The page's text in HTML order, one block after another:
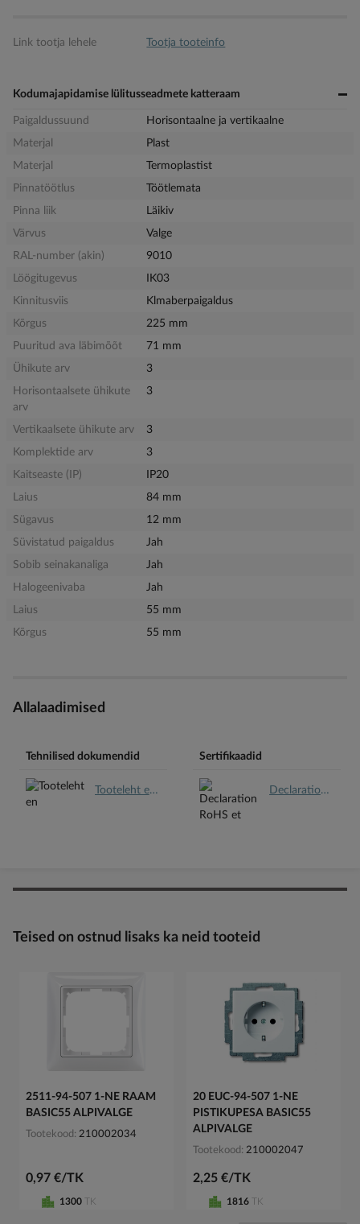
Link tootja lehele Tootja tooteinfo
Kodumajapidamise lülitusseadmete katteraam
Paigaldussuund
Horisontaalne ja vertikaalne
Materjal
Plast
Materjal
Termoplastist
Pinnatöötlus
Töötlemata
Pinna liik
Läikiv
Värvus
Valge
RAL-number (akin)
9010
Löögitugevus
IK03
Kinnitusviis
Klmaberpaigaldus
Kõrgus
225 mm
Puuritud ava läbimõõt
71 mm
Ühikute arv
3
Horisontaalsete ühikute
arv
3
Vertikaalsete ühikute arv
3
Komplektide arv
3
Kaitseaste (IP)
IP20
Laius
84 mm
Sügavus
12 mm
Süvistatud paigaldus
Jah
Sobib seinakanaliga
Jah
Halogeenivaba
Jah
Laius
55 mm
Kõrgus
55 mm
Allalaadimised
Tehnilised dokumendid
Tooteleht en.pdf
Sertifikaadid
Declaration RoHS et.pdf
Teised on ostnud lisaks ka neid tooteid
2511-94-507 1-NE RAAM
BASIC55 ALPIVALGE
Tootekood 210002034
0,97 €/TK
1300 TK
20 EUC-94-507 1-NE
PISTIKUPESA BASIC55
ALPIVALGE
Tootekood 210002047
2,25 €/TK
1816 TK